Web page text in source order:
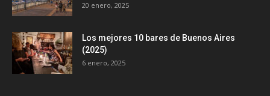
20 enero, 2025
Los mejores 10 bares de Buenos Aires
(2025)
6 enero, 2025